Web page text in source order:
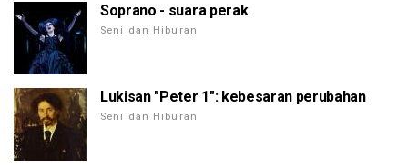
Soprano - suara perak
Seni dan Hiburan
Lukisan "Peter 1": kebesaran perubahan
Seni dan Hiburan